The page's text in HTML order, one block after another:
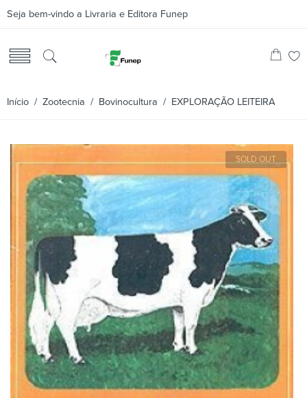
Seja bem-vindo a Livraria e Editora Funep
Início / Zootecnia / Bovinocultura / EXPLORAÇÃO LEITEIRA
SOLD OUT